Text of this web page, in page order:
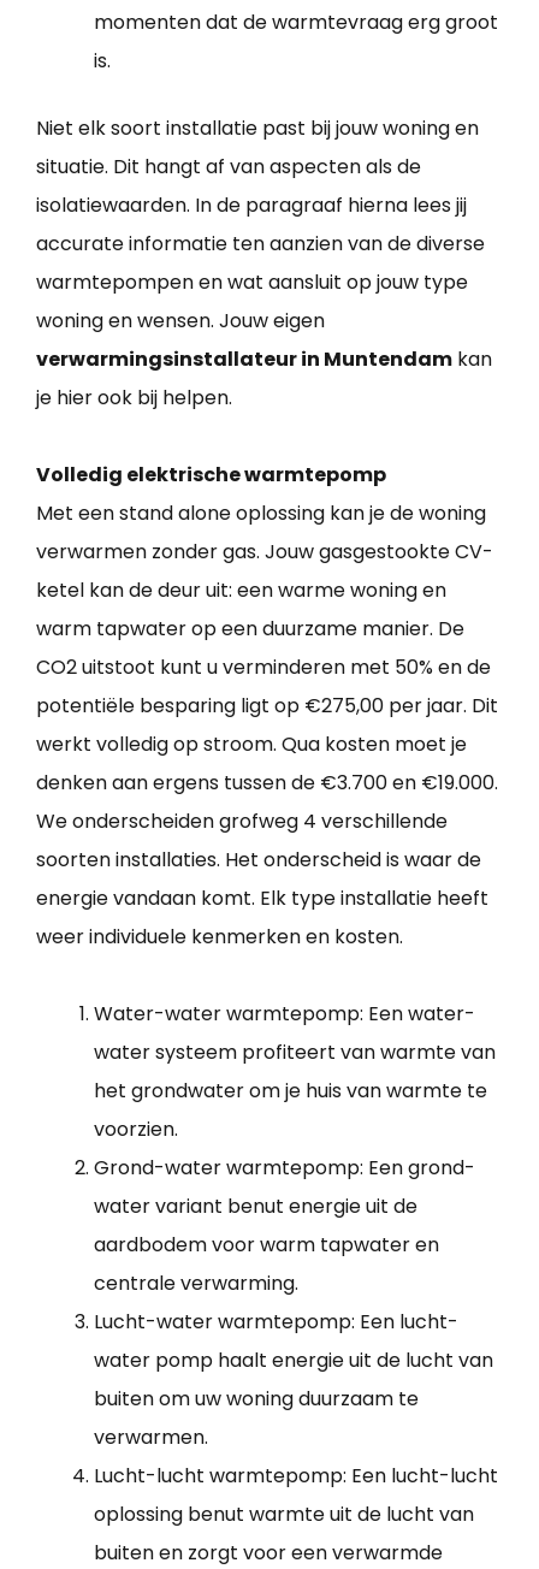
momenten dat de warmtevraag erg groot
is.
Niet elk soort installatie past bij jouw woning en
situatie. Dit hangt af van aspecten als de
isolatiewaarden. In de paragraaf hierna lees jij
accurate informatie ten aanzien van de diverse
warmtepompen en wat aansluit op jouw type
woning en wensen. Jouw eigen
verwarmingsinstallateur in Muntendam kan
je hier ook bij helpen.
Volledig elektrische warmtepomp
Met een stand alone oplossing kan je de woning
verwarmen zonder gas. Jouw gasgestookte CV-
ketel kan de deur uit: een warme woning en
warm tapwater op een duurzame manier. De
CO2 uitstoot kunt u verminderen met 50% en de
potentiële besparing ligt op €275,00 per jaar. Dit
werkt volledig op stroom. Qua kosten moet je
denken aan ergens tussen de €3.700 en €19.000.
We onderscheiden grofweg 4 verschillende
soorten installaties. Het onderscheid is waar de
energie vandaan komt. Elk type installatie heeft
weer individuele kenmerken en kosten.
Water-water warmtepomp: Een water-
water systeem profiteert van warmte van
het grondwater om je huis van warmte te
voorzien.
Grond-water warmtepomp: Een grond-
water variant benut energie uit de
aardbodem voor warm tapwater en
centrale verwarming.
Lucht-water warmtepomp: Een lucht-
water pomp haalt energie uit de lucht van
buiten om uw woning duurzaam te
verwarmen.
Lucht-lucht warmtepomp: Een lucht-lucht
oplossing benut warmte uit de lucht van
buiten en zorgt voor een verwarmde